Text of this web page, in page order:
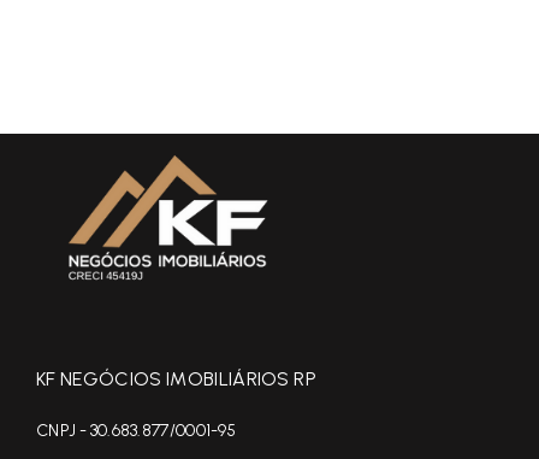
KF NEGÓCIOS IMOBILIÁRIOS RP
CNPJ - 30.683.877/0001-95